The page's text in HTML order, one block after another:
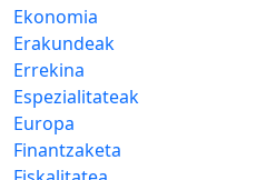
Ekonomia
Erakundeak
Errekina
Espezialitateak
Europa
Finantzaketa